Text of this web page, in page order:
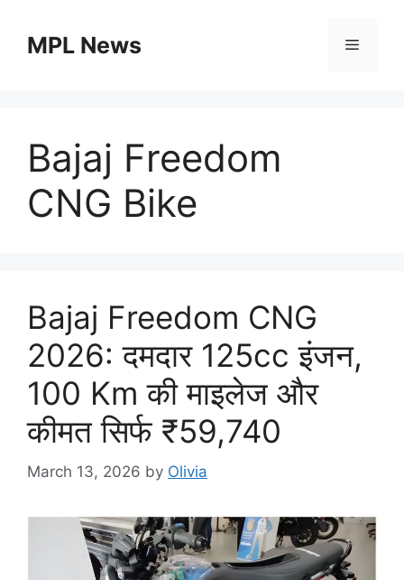
contentMPL News Menu
Bajaj Freedom
CNG Bike
Bajaj Freedom CNG
2026: दमदार 125cc इंजन,
100 Km की माइलेज और
कीमत सिर्फ ₹59,740
March 13, 2026 by Olivia